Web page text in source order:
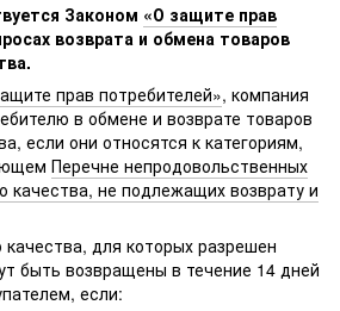
Законом «О защите прав
возврата и обмена товаров
прав потребителей», компания
в обмене и возврате товаров
если они относятся к категориям,
Перечне непродовольственных
качества, не подлежащих возврату и
для которых разрешен
быть возвращены в течение 14 дней
если: